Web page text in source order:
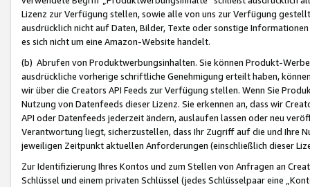
Lizenz zur Verfügung stellen, sowie alle von uns zur Verfügung
ausdrücklich nicht auf Daten, Bilder, Texte oder sonstige
es sich nicht um eine Amazon-Website handelt.
(b) Abrufen von Produktwerbungsinhalten. Sie können Produkt-
ausdrückliche vorherige schriftliche Genehmigung erteilt haben,
wir über die Creators API Feeds zur Verfügung stellen. Wenn Sie
Nutzung von Datenfeeds dieser Lizenz. Sie erkennen an, dass wir
API oder Datenfeeds jederzeit ändern, auslaufen lassen oder neu
Verantwortung liegt, sicherzustellen, dass Ihr Zugriff auf die und Ihre
jeweiligen Zeitpunkt aktuellen Anforderungen (einschließlich dieser
Zur Identifizierung Ihres Kontos und zum Stellen von Anfragen an
Schlüssel und einem privaten Schlüssel (jedes Schlüsselpaar eine